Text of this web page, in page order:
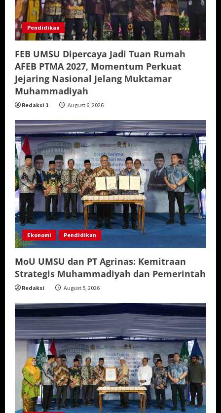
Pendidikan
FEB UMSU Dipercaya Jadi Tuan Rumah
AFEB PTMA 2027, Momentum Perkuat
Jejaring Nasional Jelang Muktamar
Muhammadiyah
Redaksi 1 August 6, 2026
Ekonomi Pendidikan
MoU UMSU dan PT Agrinas: Kemitraan
Strategis Muhammadiyah dan Pemerintah
Redaksi August 5, 2026